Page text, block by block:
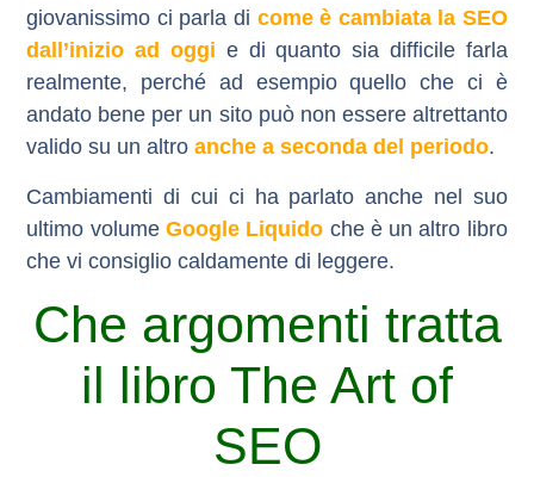
giovanissimo ci parla di come è cambiata la SEO
dall’inizio ad oggi e di quanto sia difficile farla
realmente, perché ad esempio quello che ci è
andato bene per un sito può non essere altrettanto
valido su un altroanche a seconda del periodo.
Cambiamenti di cui ci ha parlato anche nel suo
ultimo volume Google Liquido che è un altro libro
che vi consiglio caldamente di leggere.
Che argomenti tratta
il libro The Art of
SEO